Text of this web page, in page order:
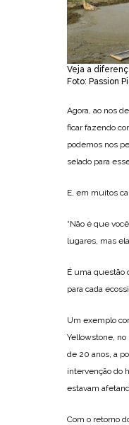
Veja a
Foto: Passion
Agora, ao nos
ficar fazendo
podemos nos
selado para
E, em muitos
“Não é que
lugares, mas
É uma questão
para cada
Um exemplo
Yellowstone, no
de 20 anos, a
intervenção do
estavam
Com o retorno